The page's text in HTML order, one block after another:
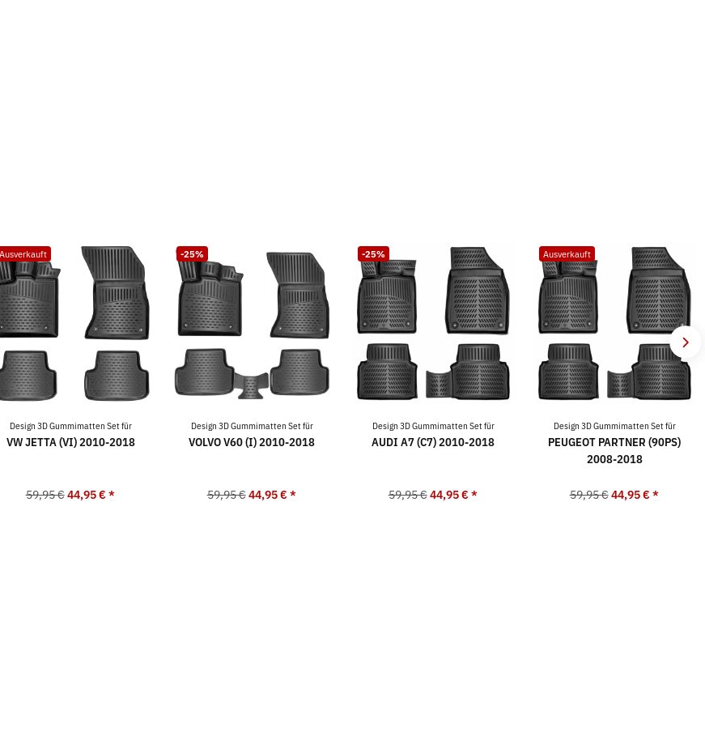
Ausverkauft
Design 3D Gummimatten Set für
VW JETTA (VI) 2010-2018
59,95 € 44,95 €*
-25%
Design 3D Gummimatten Set für
VOLVO V60 (I) 2010-2018
59,95 € 44,95 €*
-25%
Design 3D Gummimatten Set für
AUDI A7 (C7) 2010-2018
59,95 € 44,95 €*
Ausverkauft
Design 3D Gummimatten Set für
PEUGEOT PARTNER (90PS)
2008-2018
59,95 € 44,95 €*